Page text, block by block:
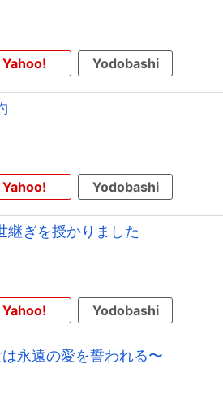
Yahoo! Yodobashi
Yahoo! Yodobashi
継ぎを授かりました
Yahoo! Yodobashi
永遠の愛を誓われる〜